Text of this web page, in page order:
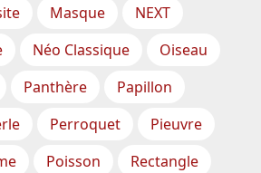
Masque
NEXT
Néo Classique
Oiseau
Panthère
Papillon
Perroquet
Pieuvre
Poisson
Rectangle